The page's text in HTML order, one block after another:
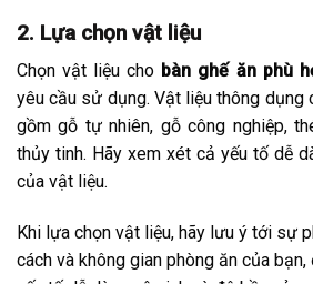
2. Lựa chọn vật liệu
Chọn vật liệu cho bàn ghế ăn phù
yêu cầu sử dụng. Vật liệu thông dụng
gồm gỗ tự nhiên, gỗ công nghiệp,
thủy tinh. Hãy xem xét cả yếu tố dễ
của vật liệu.
Khi lựa chọn vật liệu, hãy lưu ý tới sự
cách và không gian phòng ăn của